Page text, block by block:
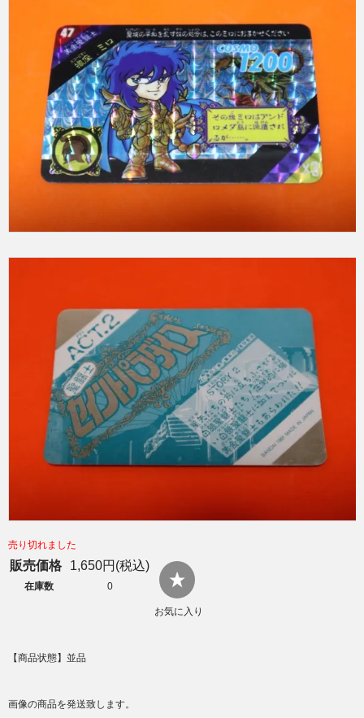
売り切れました
販売価格 1,650円(税込)
在庫数 0
お気に入り
【商品状態】並品
画像の商品を発送致します。